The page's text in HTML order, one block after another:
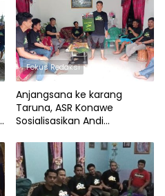
Fokus Redaksi
Anjangsana ke karang
Taruna, ASR Konawe
Sosialisasikan Andi
Cagub